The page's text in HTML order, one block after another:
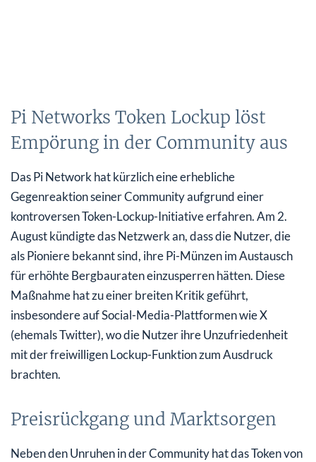
Pi Networks Token Lockup löst
Empörung in der Community aus
Das Pi Network hat kürzlich eine erhebliche
Gegenreaktion seiner Community aufgrund einer
kontroversen Token-Lockup-Initiative erfahren. Am 2.
August kündigte das Netzwerk an, dass die Nutzer, die
als Pioniere bekannt sind, ihre Pi-Münzen im Austausch
für erhöhte Bergbauraten einzusperren hätten. Diese
Maßnahme hat zu einer breiten Kritik geführt,
insbesondere auf Social-Media-Plattformen wie X
(ehemals Twitter), wo die Nutzer ihre Unzufriedenheit
mit der freiwilligen Lockup-Funktion zum Ausdruck
brachten.
Preisrückgang und Marktsorgen
Neben den Unruhen in der Community hat das Token von